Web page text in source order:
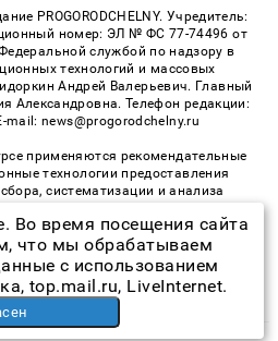
PROGORODCHELNY. Учредитель:
номер: ЭЛ № ФС 77-74496 от
службой по надзору в
технологий и массовых
Андрей Валерьевич. Главный
Александровна. Телефон редакции:
mail: news@progorodchelny.ru
применяются рекомендательные
технологии предоставления
систематизации и анализа
на территории Российской
рекомендательных
обменной сети«СМИ2» (PDF)
(PDF)
Во время посещения сайта
что мы обрабатываем
с использованием
top.mail.ru, LiveInternet.